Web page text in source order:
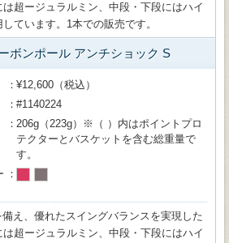
超ージュラルミン、中段・下段にはハイ
ています。1本での販売です。
ボンポール アンチショック S
¥12,600（税込）
#1140224
206g（223g）※（ ）内はポイントプロ
テクターとバスケットを含む総重量で
す。
え、優れたスイングバランスを実現した
超ージュラルミン、中段・下段にはハイ